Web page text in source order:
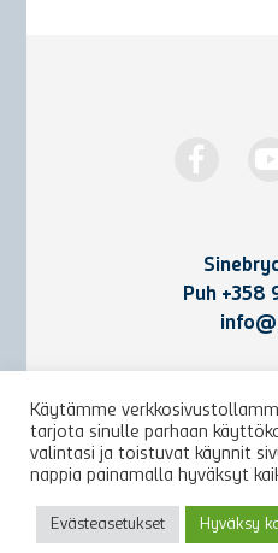
Puh +358
Käyttöehdot ja
Käytämme
tarjota sinulle parhaan
valintasi ja toistuvat käynnit
nappia painamalla hyväksyt
Evästeasetukset Hyväksy